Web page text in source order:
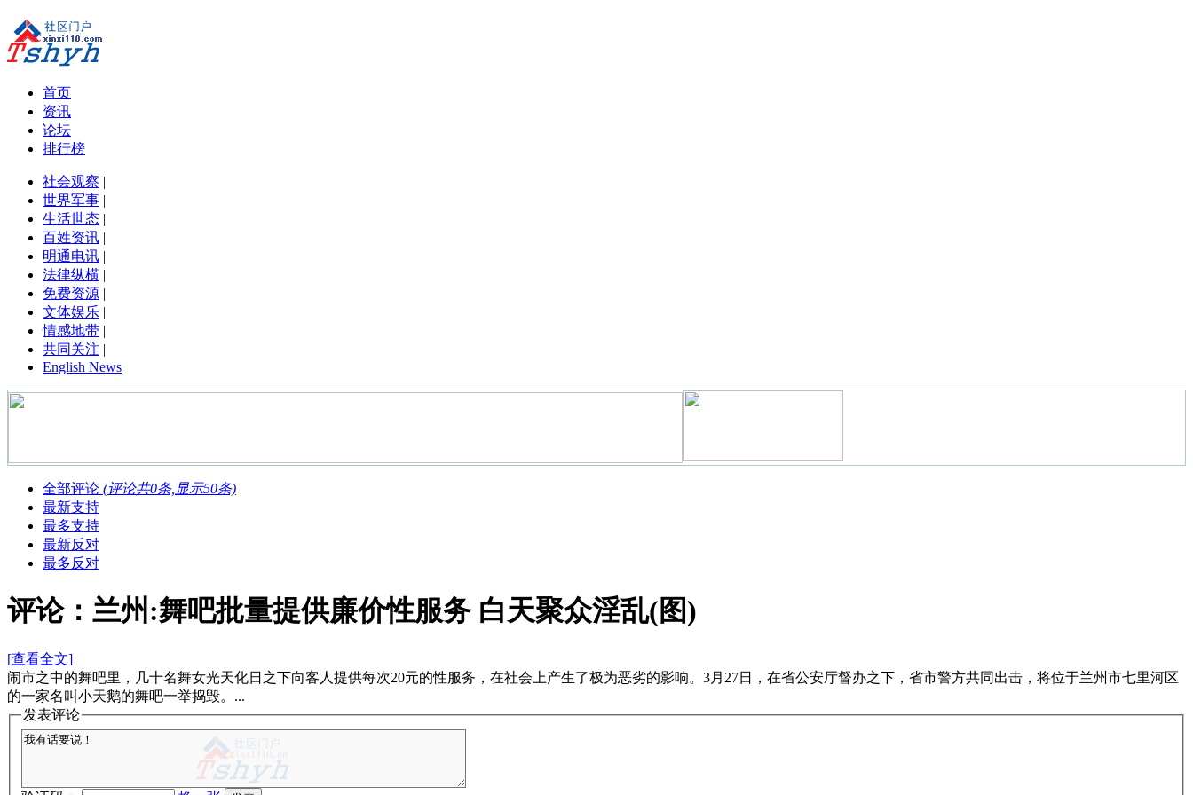
首页
资讯
论坛
排行榜
社会观察 |
世界军事 |
生活世态 |
百姓资讯 |
明通电讯 |
法律纵横 |
免费资源 |
文体娱乐 |
情感地带 |
共同关注 |
English News
全部评论 (评论共0条,显示50条)
最新支持
最多支持
最新反对
最多反对
评论：兰州:舞吧批量提供廉价性服务 白天聚众淫乱(图)
[查看全文]
闹市之中的舞吧里，几十名舞女光天化日之下向客人提供每次20元的性服务，在社会上产生了极为恶劣的影响。3月27日，在省公安厅督办之下，省市警方共同出击，将位于兰州市七里河区
的一家名叫小天鹅的舞吧一举捣毁。...
发表评论